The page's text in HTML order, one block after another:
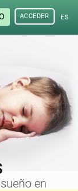
ACCEDER
en